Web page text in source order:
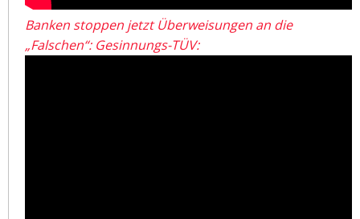
Banken stoppen jetzt Überweisungen an die
„Falschen“: Gesinnungs-TÜV: